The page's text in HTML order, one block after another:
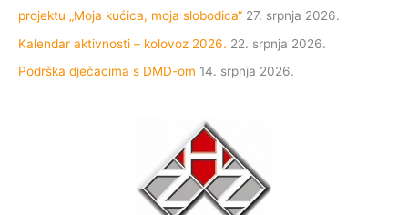
projektu „Moja kućica, moja slobodica“ 27. srpnja 2026.
Kalendar aktivnosti – kolovoz 2026. 22. srpnja 2026.
Podrška dječacima s DMD-om 14. srpnja 2026.